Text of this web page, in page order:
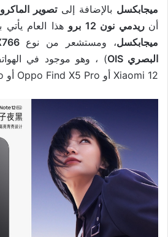
ميجابكسل بالإضافة إلىتصوير الماكرو بدقة 2
أن ريدمي نون 12 برو هذا العام يأتي
ميجابكسل، ومستشعر من نوع
البصري OIS
) ، وهو موجود في
Xiaomi 12 أو Oppo Find X5 Pro أو Huawei P50 Pro.